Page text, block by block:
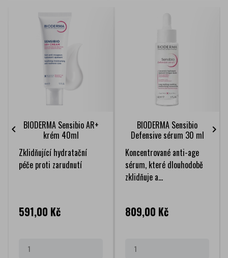
BIODERMA Sensibio AR+
krém 40ml
Zklidňující hydratační
péče proti zarudnutí
Cena
591,00 Kč
BIODERMA Sensibio
Defensive sérum 30 ml
Koncentrované anti-age
sérum, které dlouhodobě
zklidňuje a...
Cena
809,00 Kč
 